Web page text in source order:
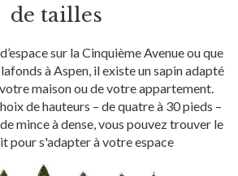
de tailles
sur la Cinquième Avenue ou que
à Aspen, il existe un sapin adapté
maison ou de votre appartement.
de hauteurs – de quatre à 30 pieds –
mince à dense, vous pouvez trouver le
pour s'adapter à votre espace